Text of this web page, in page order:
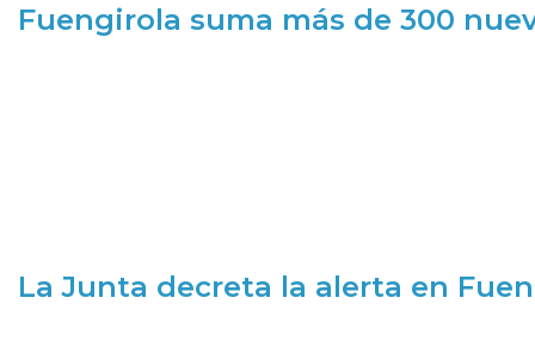
Fuengirola suma más de 300
La Junta decreta la alerta en